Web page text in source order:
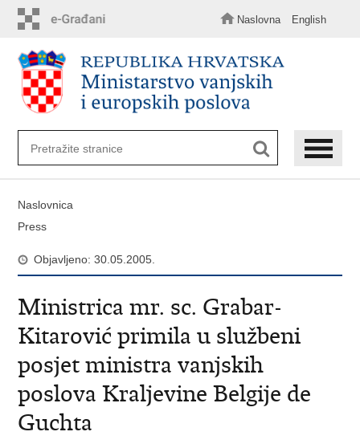
sadržaj
Naslovna English
Naslovnica
Press
Objavljeno: 30.05.2005.
Ministrica mr. sc. Grabar-
Kitarović primila u službeni
posjet ministra vanjskih
poslova Kraljevine Belgije de
Guchta